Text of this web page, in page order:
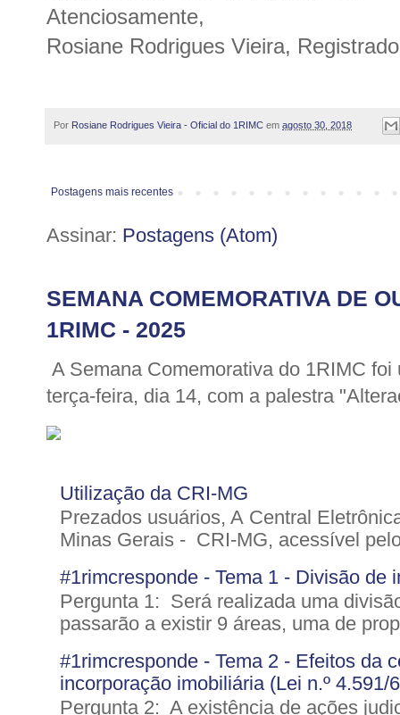
Atenciosamente,
Rosiane Rodrigues Vieira,
Por Rosiane Rodrigues Vieira - Oficial do 1RIMC em agosto 30, 2018
Postagens mais recentes
Assinar: Postagens (Atom)
SEMANA COMEMORATIVA DE
1RIMC - 2025
A Semana Comemorativa do 1RIMC
terça-feira, dia 14, com a palestra
Utilização da CRI-MG
Prezados usuários, A Central
Minas Gerais - CRI-MG, acessível
#1rimcresponde - Tema 1 - Divisão de
Pergunta 1: Será realizada uma
passarão a existir 9 áreas, uma de
#1rimcresponde - Tema 2 - Efeitos da
incorporação imobiliária (Lei n.º
Pergunta 2: A existência de ações